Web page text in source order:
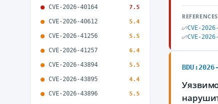
CVE-2026-40164 7.5
CVE-2026-40612 5.4
CVE-2026-41256 5.5
CVE-2026-41257 6.4
CVE-2026-43894 5.5
CVE-2026-43895 4.4
CVE-2026-43896 5.5
REFERENCES
CVE-
CVE-